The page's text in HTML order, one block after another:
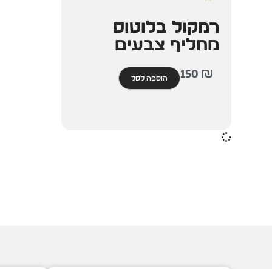
רמקול בלוטוס
מחליף צבעים
150 ₪ הוספה לסל